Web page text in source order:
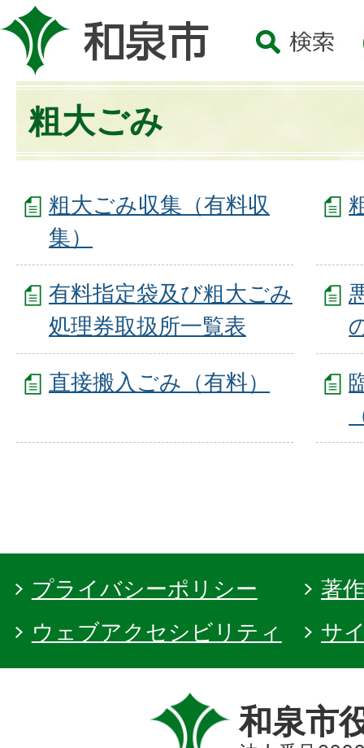
粗大ごみ
粗大ごみ収集（有料収
集）
有料指定袋及び粗大ごみ
処理券取扱所一覧表
直接搬入ごみ（有料）
プライバシーポリシー
著
ウェブアクセシビリティ
サ
和泉市